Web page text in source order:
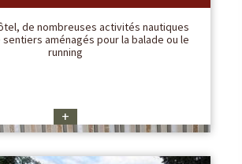
de nombreuses activités nautiques
aménagés pour la balade ou le
running
+